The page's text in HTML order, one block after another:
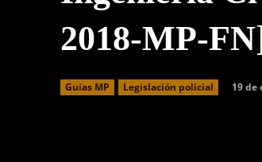
2018-MP-
Guías MP Legislación policial 19 de